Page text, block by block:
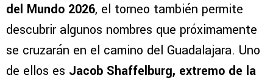
del Mundo 2026, el torneo también permite
descubrir algunos nombres que próximamente
se cruzarán en el camino del Guadalajara. Uno
de ellos es Jacob Shaffelburg, extremo de la